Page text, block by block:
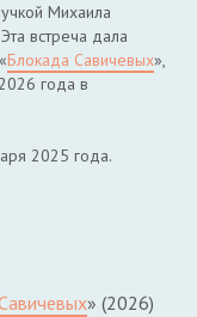
Михаила
встреча дала
Блокада Савичевых»,
года в
2025 года.
» (2026)